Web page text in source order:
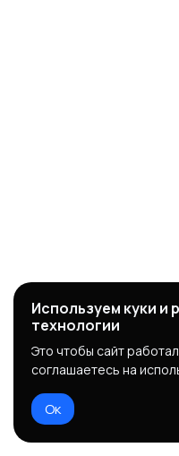
Используем куки и
технологии
Это чтобы сайт
соглашаетесь на
Ок